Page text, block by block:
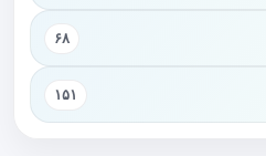
۶۸
۱۵۱